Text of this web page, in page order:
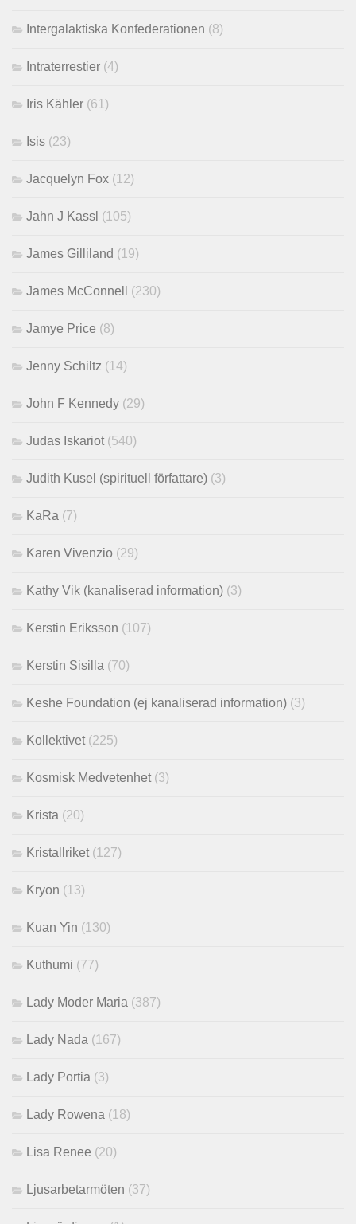
Intergalaktiska Konfederationen (8)
Intraterrestier (4)
Iris Kähler (61)
Isis (23)
Jacquelyn Fox (12)
Jahn J Kassl (105)
James Gilliland (19)
James McConnell (230)
Jamye Price (8)
Jenny Schiltz (14)
John F Kennedy (29)
Judas Iskariot (540)
Judith Kusel (spirituell författare) (3)
KaRa (7)
Karen Vivenzio (29)
Kathy Vik (kanaliserad information) (3)
Kerstin Eriksson (107)
Kerstin Sisilla (70)
Keshe Foundation (ej kanaliserad information) (3)
Kollektivet (225)
Kosmisk Medvetenhet (3)
Krista (20)
Kristallriket (127)
Kryon (13)
Kuan Yin (130)
Kuthumi (77)
Lady Moder Maria (387)
Lady Nada (167)
Lady Portia (3)
Lady Rowena (18)
Lisa Renee (20)
Ljusarbetarmöten (37)